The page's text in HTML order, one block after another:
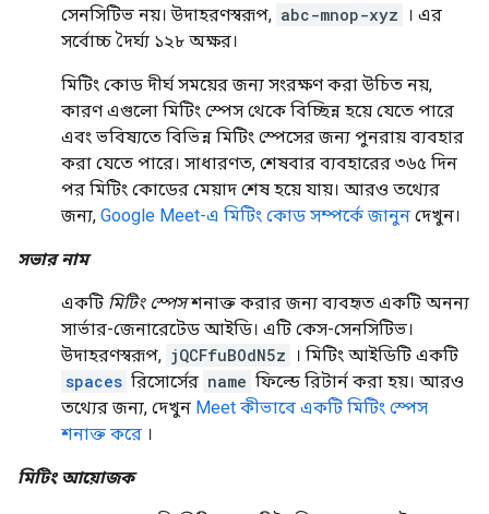
সেনসিটিভ নয়। উদাহরণস্বরূপ, abc-mnop-xyz
। এর
সর্বোচ্চ দৈর্ঘ্য ১২৮ অক্ষর।
মিটিং কোড দীর্ঘ সময়ের জন্য সংরক্ষণ করা উচিত নয়,
কারণ এগুলো মিটিং স্পেস থেকে বিচ্ছিন্ন হয়ে যেতে পারে
এবং ভবিষ্যতে বিভিন্ন মিটিং স্পেসের জন্য পুনরায় ব্যবহার
করা যেতে পারে। সাধারণত, শেষবার ব্যবহারের ৩৬৫ দিন
পর মিটিং কোডের মেয়াদ শেষ হয়ে যায়। আরও তথ্যের
জন্য, Google Meet-এ মিটিং কোড সম্পর্কে জানুন দেখুন।
সভার নাম
একটি মিটিং স্পেসশনাক্ত করার জন্য ব্যবহৃত একটি অনন্য
সার্ভার-জেনারেটেড আইডি। এটি কেস-সেনসিটিভ।
উদাহরণস্বরূপ, jQCFfuBOdN5z
। মিটিং আইডিটি একটি
spaces রিসোর্সের name ফিল্ডে রিটার্ন করা হয়। আরও
তথ্যের জন্য, দেখুন Meet কীভাবে একটি মিটিং স্পেস
শনাক্ত করে ।
মিটিং আয়োজক